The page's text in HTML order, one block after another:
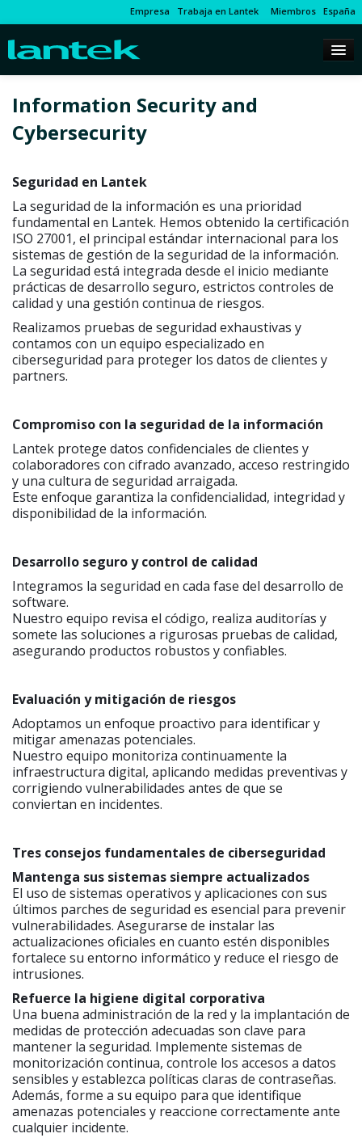
Empresa Trabaja en Lantek Miembros España
Information Security and
Cybersecurity
Seguridad en Lantek
La seguridad de la información es una prioridad
fundamental en Lantek. Hemos obtenido la certificación
ISO 27001, el principal estándar internacional para los
sistemas de gestión de la seguridad de la información.
La seguridad está integrada desde el inicio mediante
prácticas de desarrollo seguro, estrictos controles de
calidad y una gestión continua de riesgos.
Realizamos pruebas de seguridad exhaustivas y
contamos con un equipo especializado en
ciberseguridad para proteger los datos de clientes y
partners.
Compromiso con la seguridad de la información
Lantek protege datos confidenciales de clientes y
colaboradores con cifrado avanzado, acceso restringido
y una cultura de seguridad arraigada.
Este enfoque garantiza la confidencialidad, integridad y
disponibilidad de la información.
Desarrollo seguro y control de calidad
Integramos la seguridad en cada fase del desarrollo de
software.
Nuestro equipo revisa el código, realiza auditorías y
somete las soluciones a rigurosas pruebas de calidad,
asegurando productos robustos y confiables.
Evaluación y mitigación de riesgos
Adoptamos un enfoque proactivo para identificar y
mitigar amenazas potenciales.
Nuestro equipo monitoriza continuamente la
infraestructura digital, aplicando medidas preventivas y
corrigiendo vulnerabilidades antes de que se
conviertan en incidentes.
Tres consejos fundamentales de ciberseguridad
Mantenga sus sistemas siempre actualizados
El uso de sistemas operativos y aplicaciones con sus
últimos parches de seguridad es esencial para prevenir
vulnerabilidades. Asegurarse de instalar las
actualizaciones oficiales en cuanto estén disponibles
fortalece su entorno informático y reduce el riesgo de
intrusiones.
Refuerce la higiene digital corporativa
Una buena administración de la red y la implantación de
medidas de protección adecuadas son clave para
mantener la seguridad. Implemente sistemas de
monitorización continua, controle los accesos a datos
sensibles y establezca políticas claras de contraseñas.
Además, forme a su equipo para que identifique
amenazas potenciales y reaccione correctamente ante
cualquier incidente.